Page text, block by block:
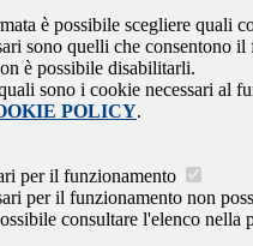
è possibile scegliere quali
sono quelli che consentono il
è possibile disabilitarli.
sono i cookie necessari al
POLICY.
per il funzionamento
per il funzionamento non
consultare l'elenco nella